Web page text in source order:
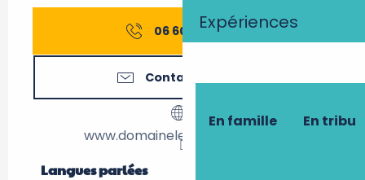
Expériences
En famille En tribu
06 60 59 61▒▒
Contactez-nous
www.domainelesfeuillants.com
Langues parlées
Langues parlées